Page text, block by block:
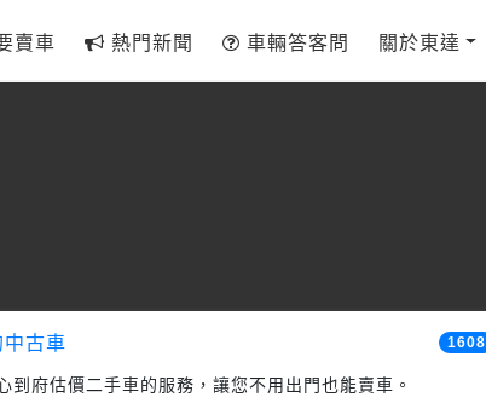
賣車 熱門新聞 車輛答客問 關於東達
古車 1608
府估價二手車的服務，讓您不用出門也能賣車。